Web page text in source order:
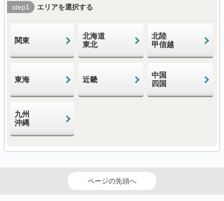
step1 エリアを選択する
関東
北海道
東北
北陸
甲信越
東海 近畿
中国
四国
九州
沖縄
ページの先頭へ